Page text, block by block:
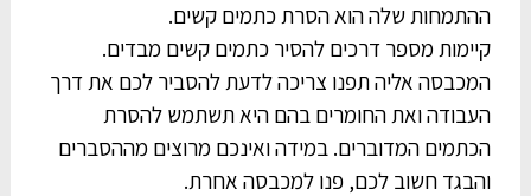
ההתמחות שלה הוא הסרת כתמים קשים.
קיימות מספר דרכים להסיר כתמים קשים מבדים.
המכבסה אליה תפנו צריכה לדעת להסביר לכם את דרך
העבודה ואת החומרים בהם היא תשתמש להסרת
הכתמים המדוברים. במידה ואינכם מרוצים מההסברים
והבגד חשוב לכם, פנו למכבסה אחרת.